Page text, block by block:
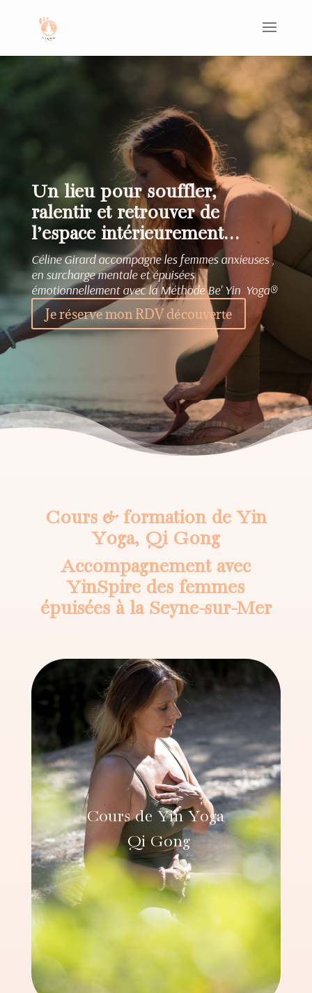
Un lieu pour souffler,
ralentir et retrouver de
l’espace intérieurement…
Céline Girard accompagne les femmes anxieuses ,
en surcharge mentale et épuisées
émotionnellement avec la Méthode Be' Yin Yoga®️
Je réserve mon RDV découverte
Cours & formation de Yin
Yoga, Qi Gong
Accompagnement avec
YinSpire des femmes
épuisées à la Seyne-sur-Mer
Cours de Yin Yoga
Qi Gong